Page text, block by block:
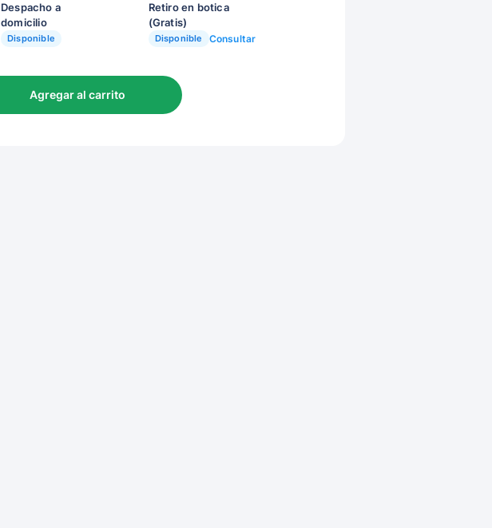
Despacho a
domicilio
Disponible
Retiro en botica
(Gratis)
Disponible Consultar
Agregar al carrito